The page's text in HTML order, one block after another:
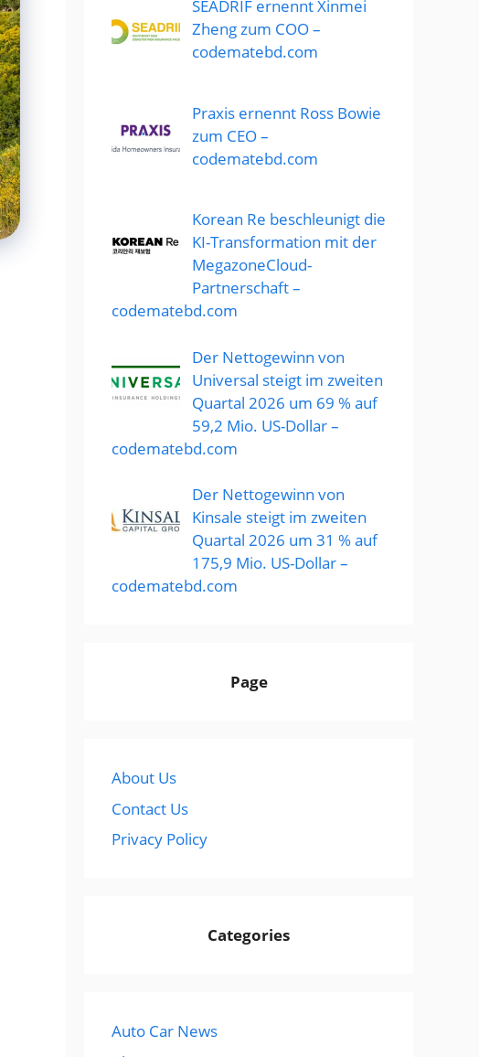
SEADRIF ernennt Xinmei
Zheng zum COO –
codematebd.com
Praxis ernennt Ross Bowie
zum CEO –
codematebd.com
Korean Re beschleunigt die
KI-Transformation mit der
MegazoneCloud-
Partnerschaft –
codematebd.com
Der Nettogewinn von
Universal steigt im zweiten
Quartal 2026 um 69 % auf
59,2 Mio. US-Dollar –
codematebd.com
Der Nettogewinn von
Kinsale steigt im zweiten
Quartal 2026 um 31 % auf
175,9 Mio. US-Dollar –
codematebd.com
Page
About Us
Contact Us
Privacy Policy
Categories
Auto Car News